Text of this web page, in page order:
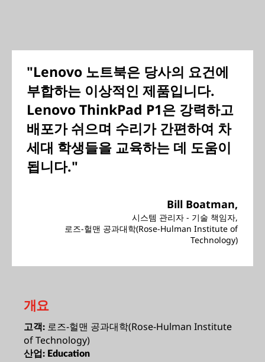
"Lenovo 노트북은 당사의 요건에
부합하는 이상적인 제품입니다.
Lenovo ThinkPad P1은 강력하고
배포가 쉬으며 수리가 간편하여 차
세대 학생들을 교육하는 데 도움이
됩니다."
Bill Boatman,
시스템 관리자 - 기술 책임자,
로즈-헐맨 공과대학(Rose-Hulman Institute of
Technology)
개요
고객: 로즈-헐맨 공과대학(Rose-Hulman Institute
of Technology)
산업: Education